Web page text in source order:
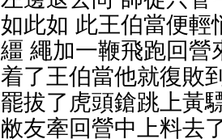
如此如 此王伯當便輕
繮 繩加一鞭飛跑回營
着了王伯當他就復敗
罷拔了虎頭鎗跳上黃
敝友牽回營中上料去